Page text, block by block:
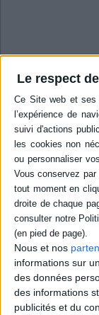
Le respect
Nous et nos
informations sur
des données
des informations
publicités et du